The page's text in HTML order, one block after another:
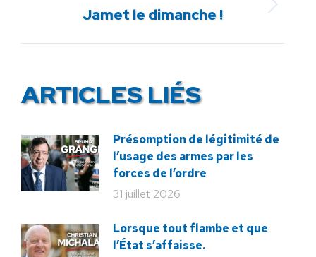
Article
:
Jamet le dimanche !
ARTICLES LIÉS
Présomption de légitimité de
l’usage des armes par les
forces de l’ordre
31 juillet 2026
Lorsque tout flambe et que
l’État s’affaisse.